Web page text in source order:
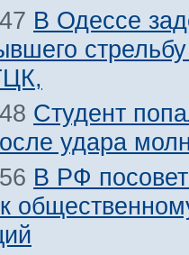
В Одессе
Студент
удара
В РФ